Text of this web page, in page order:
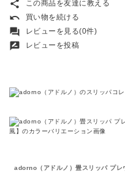
share この商品を友達に教える
undo 買い物を続ける
forum レビューを見る(0件)
rate_review レビューを投稿
adorno（アドルノ）畳スリッパ プ